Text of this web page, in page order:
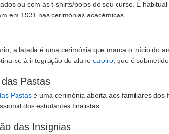
ou com as t-shirts/polos do seu curso. É
em 1931 nas cerimónias académicas.
a latada é uma cerimónia que marca o início do
se à integração do aluno caloiro , que é
Pastas
Pastas é uma cerimónia aberta aos familiares dos
dos estudantes finalistas.
das Insígnias